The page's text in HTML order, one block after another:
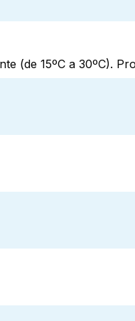
(de 15ºC a 30ºC).